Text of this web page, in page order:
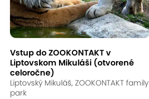
Vstup do ZOOKONTAKT v
Liptovskom Mikuláši (otvorené
celoročne)
Liptovský Mikuláš, ZOOKONTAKT family
park